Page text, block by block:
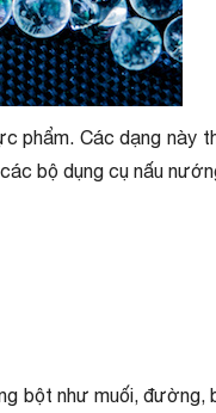
phẩm. Các dạng này
bộ dụng cụ nấu
bột như muối, đường,